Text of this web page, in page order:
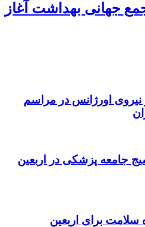
جهانی بهداشت آغاز
نیروی اورژانس در مراسم
جامعه پزشکی در اربعین
سلامت برای اربعین